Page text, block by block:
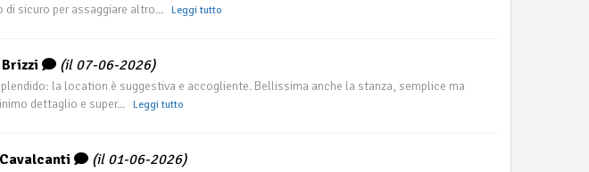
di sicuro per assaggiare altro...
Leggi tutto
(il 07-06-2026)
la location è suggestiva e accogliente. Bellissima anche la stanza, semplice ma
dettaglio e super... Leggi tutto
(il 01-06-2026)